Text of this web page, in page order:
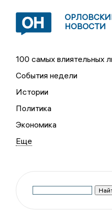
НОВОСТИ
100 самых влиятельных
События недели
Истории
Политика
Экономика